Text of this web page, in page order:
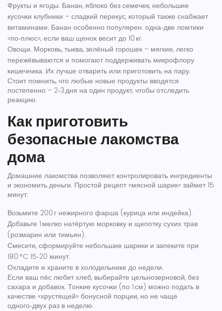
Фрукты и ягоды. Банан, яблоко без семечек, небольшие
кусочки клубники – сладкий перекус, который также снабжает
витаминами. Банан особенно популярен: одна‑две ломтики
«по‑плюс», если ваш щенок весит до 10 кг.
Овощи. Морковь, тыква, зелёный горошек – мягкие, легко
пережёвываются и помогают поддерживать микрофлору
кишечника. Их лучше отварить или приготовить на пару.
Стоит помнить, что любые новые продукты вводятся
постепенно – 2‑3 дня на один продукт, чтобы отследить
реакцию.
Как приготовить
безопасные лакомства
дома
Домашние лакомства позволяют контролировать ингредиенты
и экономить деньги. Простой рецепт «мясной шарик» займет 15
минут:
Возьмите 200 г нежирного фарша (курица или индейка).
Добавьте 1 мелко натёртую морковку и щепотку сухих трав
(розмарин или тимьян).
Смесите, сформируйте небольшие шарики и запеките при
180 °C 15‑20 минут.
Охладите и храните в холодильнике до недели.
Если ваш пёс любит хлеб, выбирайте цельнозерновой, без
сахара и добавок. Тонкие кусочки (по 1 см) можно подать в
качестве «хрустящей» бонусной порции, но не чаще
одного‑двух раз в неделю.